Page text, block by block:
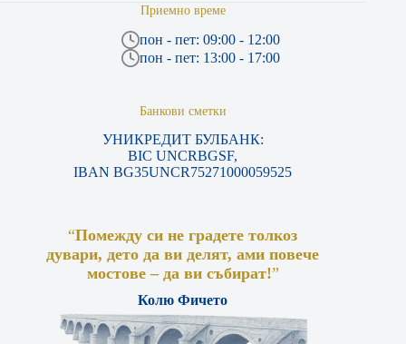
Приемно време
пон - пет: 09:00 - 12:00
пон - пет: 13:00 - 17:00
Банкови сметки
УНИКРЕДИТ БУЛБАНК:
BIC UNCRBGSF,
IBAN BG35UNCR75271000059525
“Помежду си не градете толкоз
дувари, дето да ви делят, ами повече
мостове – да ви събират!”
Колю Фичето